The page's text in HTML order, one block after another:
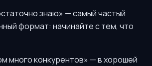
знаю» — самый частый
формат: начинайте с тем, что
много конкурентов» — в хорошей